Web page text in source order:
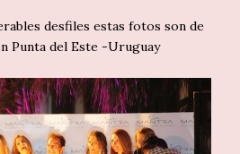
desfiles estas fotos son de
Punta del Este -Uruguay